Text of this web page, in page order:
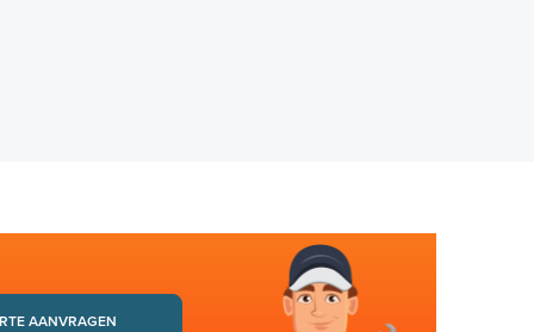
AANVRAGEN